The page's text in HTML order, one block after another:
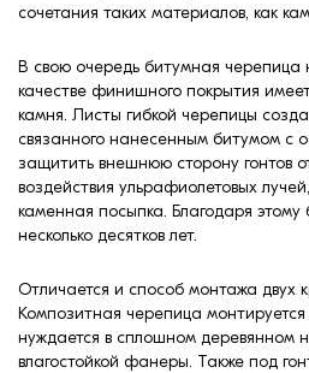
сочетания таких материалов, как
В свою очередь битумная черепица
качестве финишного покрытия
камня. Листы гибкой черепицы
связанного нанесенным битумом с
защитить внешнюю сторону гонтов
воздействия ульрафиолетовых
каменная посыпка. Благодаря
несколько десятков лет.
Отличается и способ монтажа двух
Композитная черепица
нуждается в сплошном деревянном
влагостойкой фанеры. Также под